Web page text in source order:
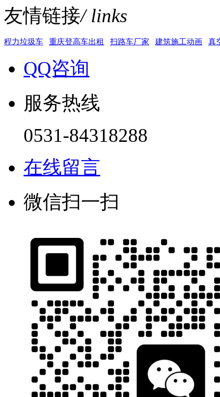
友情链接/ links
程力垃圾车 重庆登高车出租 扫路车厂家 建筑施工动画 真
QQ咨询
服务热线
0531-84318288
在线留言
微信扫一扫